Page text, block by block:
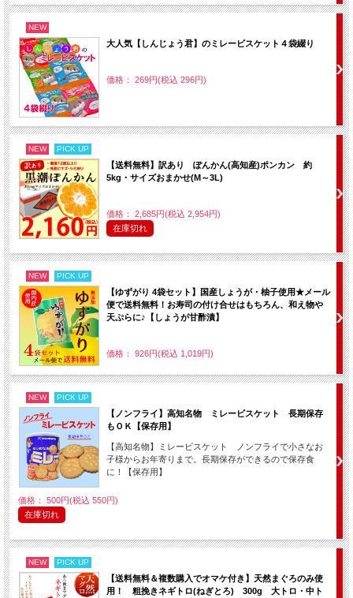
NEW
大人気【しんじょう君】のミレービスケット４袋綴り
価格： 269円(税込 296円)
NEW PICK UP
【送料無料】訳あり ぽんかん(高知産)ポンカン 約
5kg・サイズおまかせ(M～3L)
価格： 2,685円(税込 2,954円)
在庫切れ
NEW PICK UP
【ゆずがり 4袋セット】国産しょうが・柚子使用★メール
便で送料無料！お寿司の付け合せはもちろん、和え物や
天ぷらに♪【しょうが甘酢漬】
価格： 926円(税込 1,019円)
NEW PICK UP
【ノンフライ】高知名物 ミレービスケット 長期保存
もＯＫ【保存用】
【高知名物】ミレービスケット ノンフライで小さなお
子様からお年寄りまで。長期保存ができるので保存食
に！【保存用】
価格： 500円(税込 550円)
在庫切れ
NEW PICK UP
【送料無料＆複数購入でオマケ付き】天然まぐろのみ使
用！ 粗挽きネギトロ(ねぎとろ) 300g 大トロ・中ト